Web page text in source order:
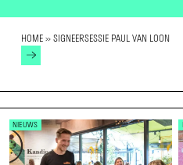
HOME» SIGNEERSESSIE PAUL VAN LOON
NIEUWS